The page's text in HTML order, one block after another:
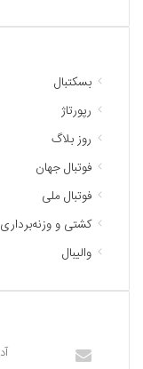
بسکتبال
رپورتاژ
روز بلاگ
فوتبال جهان
فوتبال ملی
کشتی و وزنه‌برداری
والیبال
آدرس
ایمیل